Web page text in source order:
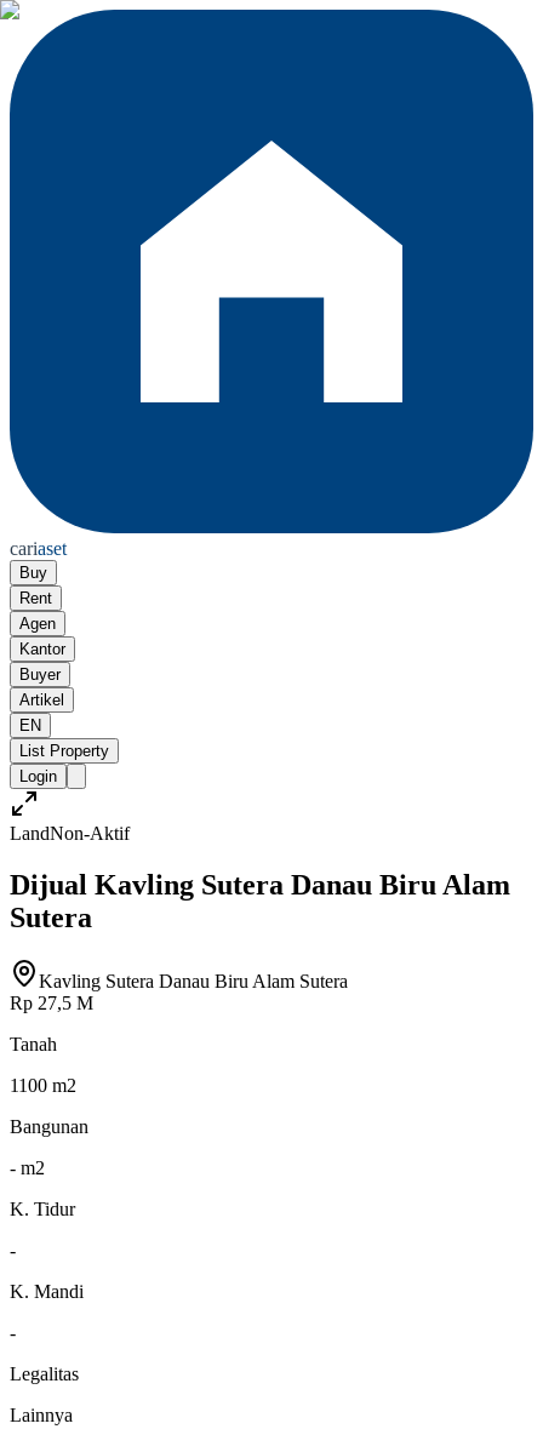
cariaset
Buy
Rent
Agen
Kantor
Buyer
Artikel
EN
List Property
Login
LandNon-Aktif
Dijual Kavling Sutera Danau Biru Alam
Sutera
Kavling Sutera Danau Biru Alam Sutera
Rp 27,5 M
Tanah
1100 m2
Bangunan
- m2
K. Tidur
-
K. Mandi
-
Legalitas
Lainnya